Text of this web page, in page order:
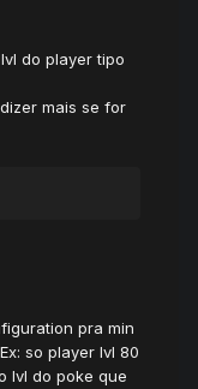
do player tipo
mais se for
pra min
so player lvl 80
lvl do poke que